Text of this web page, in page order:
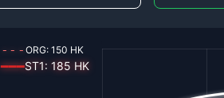
---ORG:150 HK
━━━ST1: 185 HK